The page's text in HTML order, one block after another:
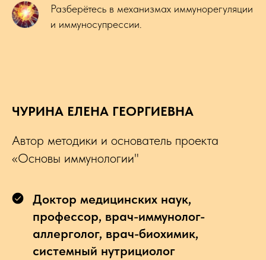
Разберётесь в механизмах иммунорегуляции
и иммуносупрессии.
ЧУРИНА ЕЛЕНА ГЕОРГИЕВНА
Автор методики и основатель проекта
«Основы иммунологии"
Доктор медицинских наук,
профессор, врач-иммунолог-
аллерголог, врач-биохимик,
системный нутрициолог